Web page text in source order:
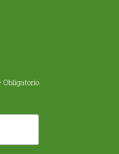
Obligatorio